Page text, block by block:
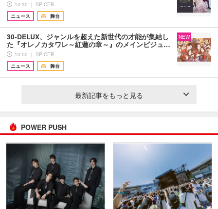
10:30 ｜ SPICER
ニュース
舞台
30-DELUX、ジャンルを超えた新世代の才能が集結し
た『オレノカタワレ～紅蓮の章～』のメインビジュ…
10:00 ｜ SPICER
ニュース
舞台
NEW
最新記事をもっと見る
POWER PUSH